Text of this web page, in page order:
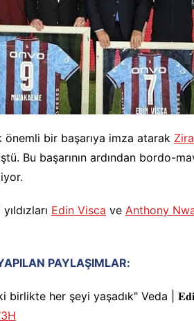
bir başarıya imza atarak
Bu başarının ardından bordo-
Edin Visca ve Anthony
PAYLAŞIMLAR:
her şeyi yaşadık" Veda |